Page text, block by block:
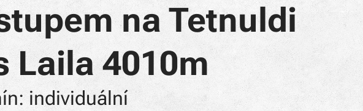
na Tetnuldi
Laila 4010m
individuální